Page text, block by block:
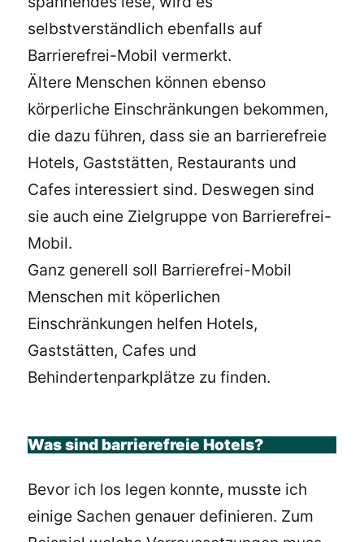
selbstverständlich ebenfalls auf
Barrierefrei-Mobil vermerkt.
Ältere Menschen können ebenso
körperliche Einschränkungen bekommen,
die dazu führen, dass sie an barrierefreie
Hotels, Gaststätten, Restaurants und
Cafes interessiert sind. Deswegen sind
sie auch eine Zielgruppe von Barrierefrei-
Mobil.
Ganz generell soll Barrierefrei-Mobil
Menschen mit köperlichen
Einschränkungen helfen Hotels,
Gaststätten, Cafes und
Behindertenparkplätze zu finden.
Was sind barrierefreie Hotels?
Bevor ich los legen konnte, musste ich
einige Sachen genauer definieren. Zum